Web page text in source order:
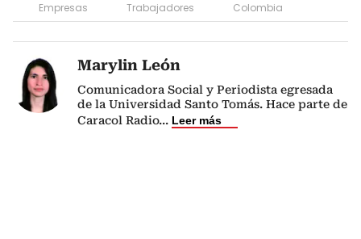
Empresas Trabajadores Colombia
Marylin León
Comunicadora Social y Periodista egresada
de la Universidad Santo Tomás. Hace parte de
Caracol Radio... Leer más